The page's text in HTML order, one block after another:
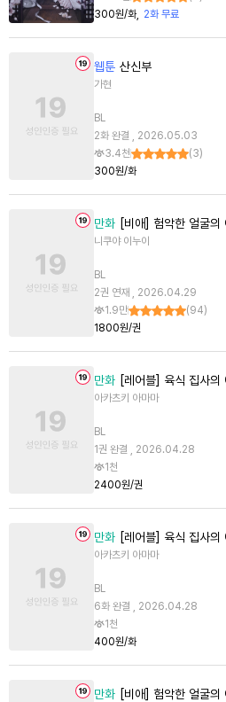
300원/화
2화 무료
웹툰 산신부
가현
BL
2화 완결 , 2026.05.03
3.4천
(3)
300원/화
만화 [비애] 험악한 얼굴의 이
니쿠야 이누이
BL
2권 연재 , 2026.04.29
1.9만
(94)
1800원/권
만화 [레어블] 육식 집사의
아카츠키 아마마
BL
1권 완결 , 2026.04.28
1천
2400원/권
만화 [레어블] 육식 집사의
아카츠키 아마마
BL
6화 완결 , 2026.04.28
1천
400원/화
만화 [비애] 험악한 얼굴의